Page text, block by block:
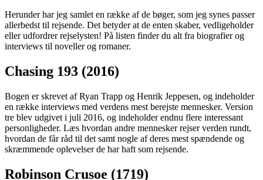
Herunder har jeg samlet en række af de bøger, som jeg synes passer
allerbedst til rejsende. Det betyder at de enten skaber, vedligeholder
eller udfordrer rejselysten! På listen finder du alt fra biografier og
interviews til noveller og romaner.
Chasing 193 (2016)
Bogen er skrevet af Ryan Trapp og Henrik Jeppesen, og indeholder
en række interviews med verdens mest berejste mennesker. Version
tre blev udgivet i juli 2016, og indeholder endnu flere interessant
personligheder. Læs hvordan andre mennesker rejser verden rundt,
hvordan de får råd til det samt nogle af deres mest spændende og
skræmmende oplevelser de har haft som rejsende.
Robinson Crusoe (1719)